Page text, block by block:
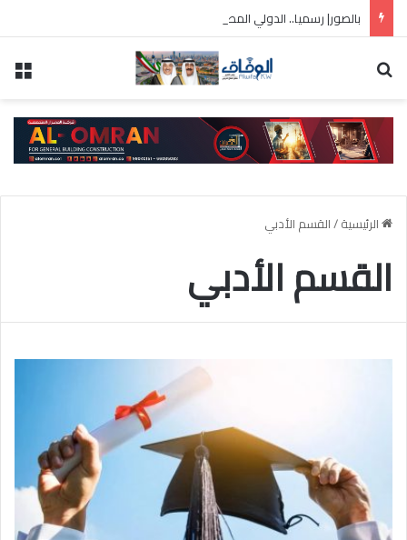
بالصور| رسميا.. الدولي المصري محمد صلاح في طرابزون التركي
الرئيسية/القسم الأدبي
القسم الأدبي